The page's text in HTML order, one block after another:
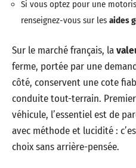
Si vous optez pour une
renseignez-vous sur les aides
Sur le marché français, la
ferme, portée par une
côté, conservent une cote
conduite tout-terrain.
véhicule, l’essentiel est de
avec méthode et lucidité :
choix sans arrière-pensée.